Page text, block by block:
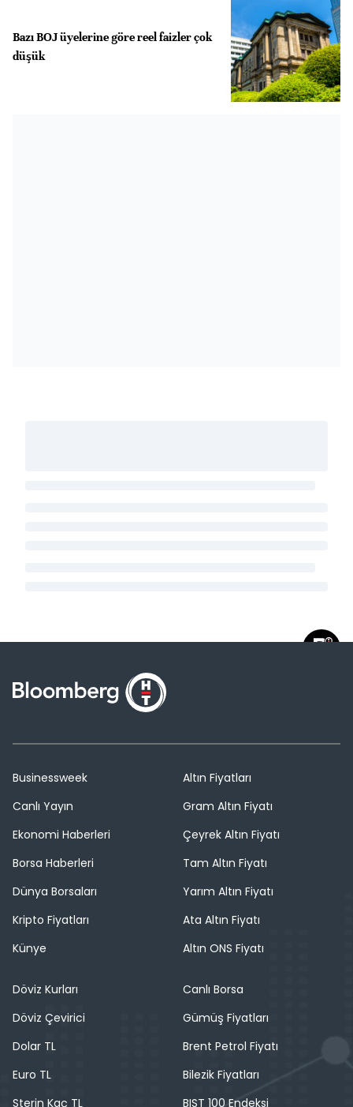
Bazı BOJ üyelerine göre reel faizler çok
düşük
Businessweek
Canlı Yayın
Ekonomi Haberleri
Borsa Haberleri
Dünya Borsaları
Kripto Fiyatları
Künye
Altın Fiyatları
Gram Altın Fiyatı
Çeyrek Altın Fiyatı
Tam Altın Fiyatı
Yarım Altın Fiyatı
Ata Altın Fiyatı
Altın ONS Fiyatı
Döviz Kurları
Döviz Çevirici
Dolar TL
Euro TL
Sterin Kaç TL
Canlı Borsa
Gümüş Fiyatları
Brent Petrol Fiyatı
Bilezik Fiyatları
BIST 100 Endeksi